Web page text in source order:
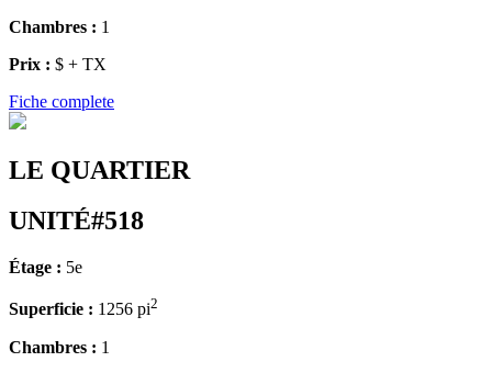
Chambres : 1
Prix : $ + TX
Fiche complete
LE QUARTIER
UNITÉ#518
Étage : 5e
Superficie : 1256 pi2
Chambres : 1